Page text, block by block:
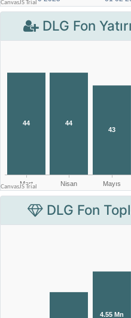
DLG Fon
DLG Fon